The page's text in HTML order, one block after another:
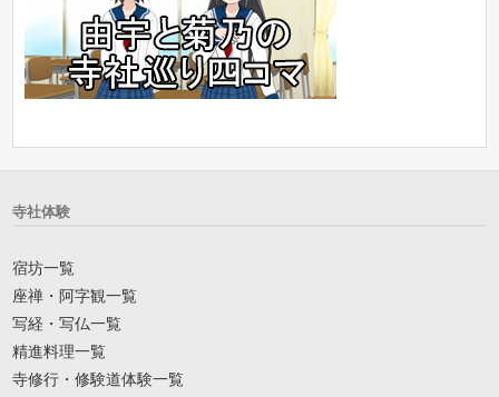
寺社体験
宿坊一覧
座禅・阿字観一覧
写経・写仏一覧
精進料理一覧
寺修行・修験道体験一覧